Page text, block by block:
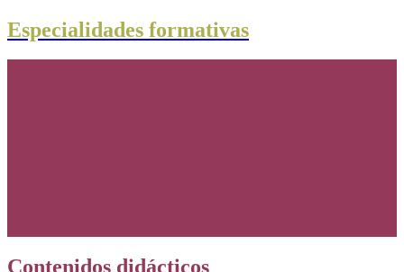
Especialidades formativas
Contenidos didácticos